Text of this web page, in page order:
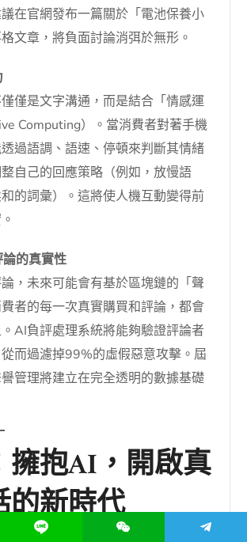
在官網發布一篇關於「電池保養小
文章，將負面討論消弭於無形。
僅是文字溝通，而是結合「情感運
Computing）。當消費者對著手機
過語調、語速、停頓來判斷其情緒
自己的回應策略（例如，放慢語
的詞彙）。這將使人機互動變得前
的真實性
，未來可能會有基於區塊鏈的「聲
者的每一次真實購買和評論，都會
AI負評處理系統將能夠驗證評論者
而過濾掉99%的虛假惡意攻擊。屆
管理將建立在完全透明的數據基礎
擁抱AI，開啟真
的新時代